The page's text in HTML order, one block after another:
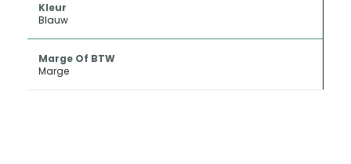
Kleur
Blauw
Marge Of BTW
Marge